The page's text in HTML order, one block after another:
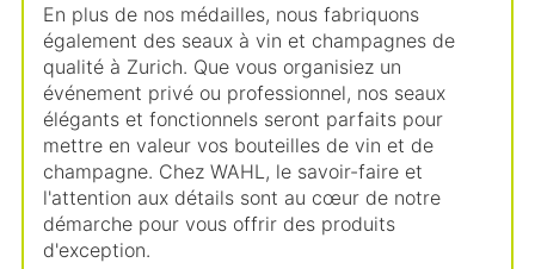
En plus de nos médailles, nous fabriquons
également des seaux à vin et champagnes de
qualité à Zurich. Que vous organisiez un
événement privé ou professionnel, nos seaux
élégants et fonctionnels seront parfaits pour
mettre en valeur vos bouteilles de vin et de
champagne. Chez WAHL, le savoir-faire et
l'attention aux détails sont au cœur de notre
démarche pour vous offrir des produits
d'exception.